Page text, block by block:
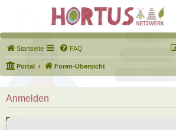
Startseite FAQ
Portal Foren-Übersicht
Anmelden
Benutzername: